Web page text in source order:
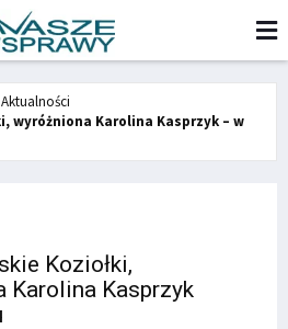
Aktualności
wyróżniona Karolina Kasprzyk – w
Koziołki,
Karolina Kasprzyk